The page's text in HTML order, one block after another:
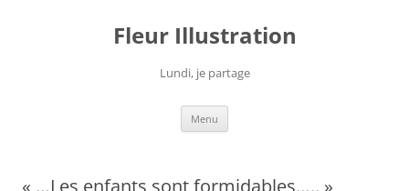
Fleur Illustration
Lundi, je partage
Menu
« …Les enfants sont formidables….. »